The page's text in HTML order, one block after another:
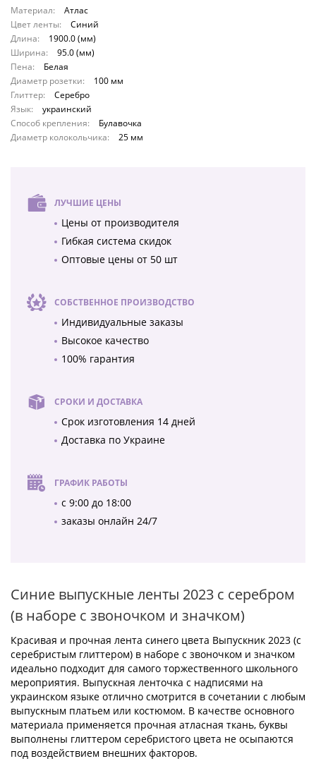
Материал:
Атлас
Цвет ленты:
Синий
Длина:
1900.0 (мм)
Ширина:
95.0 (мм)
Пена:
Белая
Диаметр розетки:
100 мм
Глиттер:
Серебро
Язык:
украинский
Способ крепления:
Булавочка
Диаметр колокольчика:
25 мм
ЛУЧШИЕ ЦЕНЫ
Цены от производителя
Гибкая система скидок
Оптовые цены от 50 шт
СОБСТВЕННОЕ ПРОИЗВОДСТВО
Индивидуальные заказы
Высокое качество
100% гарантия
СРОКИ И ДОСТАВКА
Срок изготовления 14 дней
Доставка по Украине
ГРАФИК РАБОТЫ
с 9:00 до 18:00
заказы онлайн 24/7
Синие выпускные ленты 2023 с серебром
(в наборе с звоночком и значком)
Красивая и прочная лента синего цвета Выпускник 2023 (с
серебристым глиттером) в наборе с звоночком и значком
идеально подходит для самого торжественного школьного
мероприятия. Выпускная ленточка с надписями на
украинском языке отлично смотрится в сочетании с любым
выпускным платьем или костюмом. В качестве основного
материала применяется прочная атласная ткань, буквы
выполнены глиттером серебристого цвета не осыпаются
под воздействием внешних факторов.